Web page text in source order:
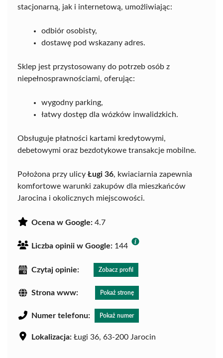
stacjonarną, jak i internetową, umożliwiając:
odbiór osobisty,
dostawę pod wskazany adres.
Sklep jest przystosowany do potrzeb osób z
niepełnosprawnościami, oferując:
wygodny parking,
łatwy dostęp dla wózków inwalidzkich.
Obsługuje płatności kartami kredytowymi,
debetowymi oraz bezdotykowe transakcje mobilne.
Położona przy ulicy Ługi 36, kwiaciarnia zapewnia
komfortowe warunki zakupów dla mieszkańców
Jarocina i okolicznych miejscowości.
Ocena w Google: 4.7
Liczba opinii w Google: 144
Czytaj opinie: Zobacz profil
Strona www: Pokaż stronę
Numer telefonu: Pokaż numer
Lokalizacja: Ługi 36, 63-200 Jarocin